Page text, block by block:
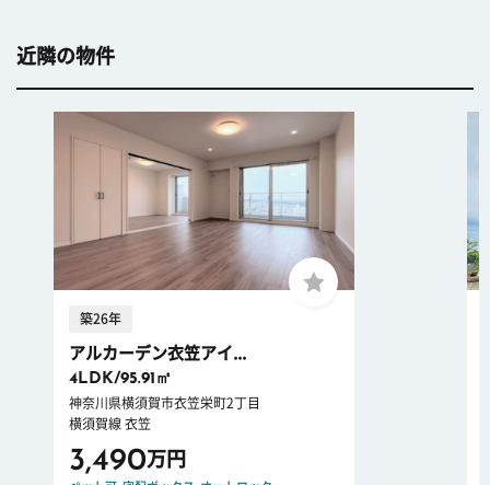
近隣の物件
築26年
アルカーデン衣笠アイ...
4LDK/95.91㎡
神奈川県横須賀市衣笠栄町2丁目
横須賀線 衣笠
3,490万円